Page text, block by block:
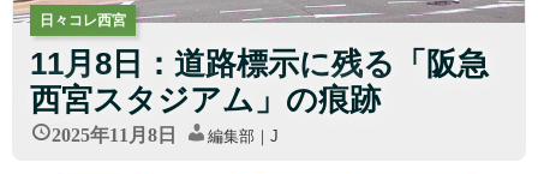
日々コレ西宮
11月8日：道路標示に残る「阪急
西宮スタジアム」の痕跡
2025年11月8日 編集部｜J